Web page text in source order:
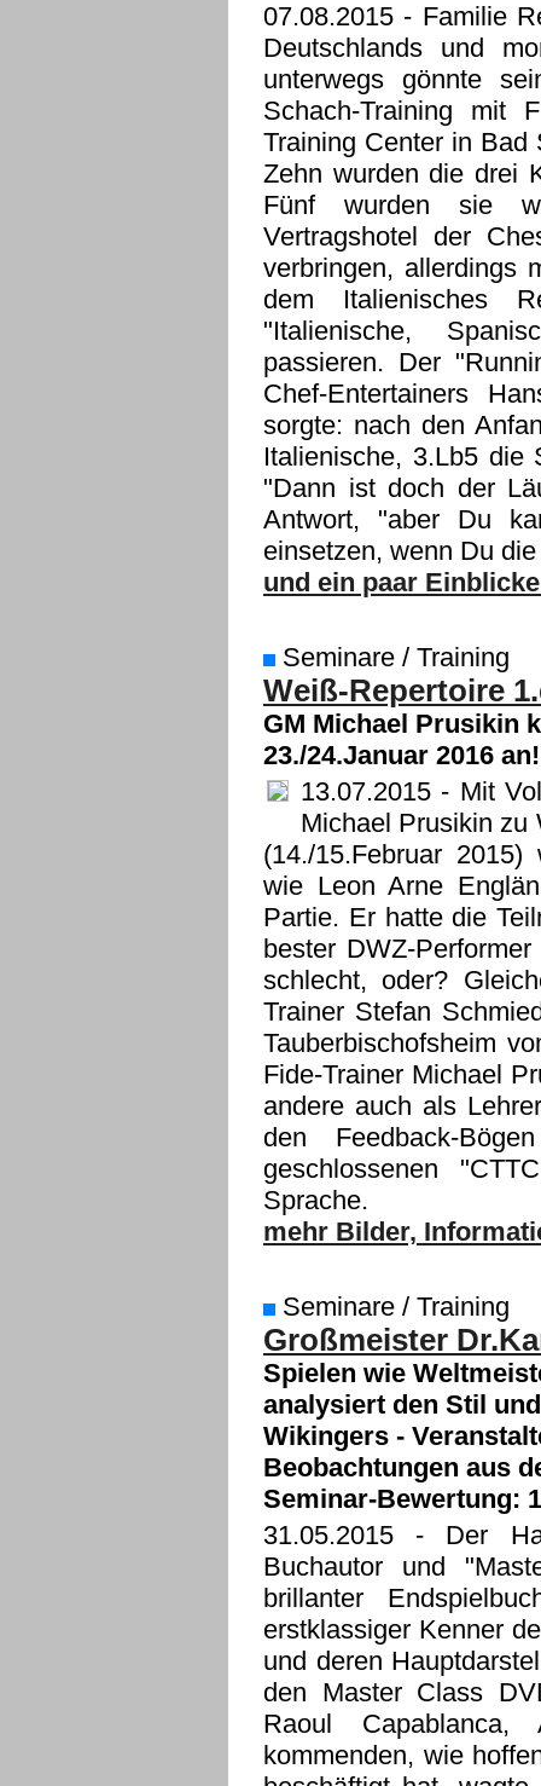
07.08.2015 - Familie
Deutschlands und
unterwegs gönnte
Schach-Training mit
Training Center in Bad
Zehn wurden die drei
Fünf wurden sie
Vertragshotel der
verbringen, allerdings
dem Italienisches
"Italienische,
passieren. Der
Chef-Entertainers
sorgte: nach den
Italienische, 3.Lb5 die
"Dann ist doch der
Antwort, "aber Du
einsetzen, wenn Du
und ein paar
Seminare / Training
Weiß-Repertoire
GM Michael Prusikin
23./24.Januar 2016 an!
13.07.2015 - Mit
Michael Prusikin zu
(14./15.Februar
wie Leon Arne
Partie. Er hatte die
bester DWZ-
schlecht, oder?
Trainer Stefan
Tauberbischofsheim
Fide-Trainer Michael
andere auch als
den Feedback-
geschlossenen
Sprache.
mehr Bilder,
Seminare / Training
Großmeister
Spielen wie
analysiert den Stil
Wikingers -
Beobachtungen aus
Seminar-Bewertung:
31.05.2015 - Der
Buchautor und
brillanter
erstklassiger Kenner
und deren
den Master Class
Raoul
kommenden, wie